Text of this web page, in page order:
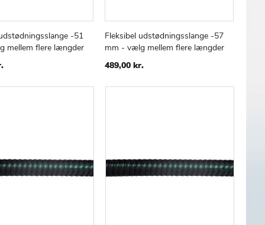
TILFØJ
TIL
SAMMENLIGN
-51
mellem flere længder
Læg i kurv
TILFØJ
TIL
SAMMENLIGN
Fleksibel udstødningsslange -57
mm - vælg mellem flere længder
489,00 kr.